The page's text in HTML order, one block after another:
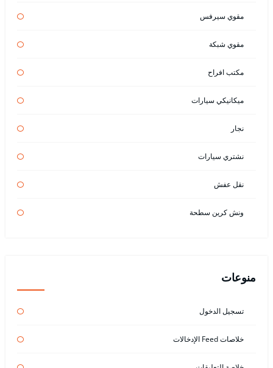
مقوي سيرفس
مقوي شبكة
مكتب افراح
ميكانيكي سيارات
نجار
نشتري سيارات
نقل عفش
ونش كرين سطحة
منوعات
تسجيل الدخول
خلاصات Feed الإدخالات